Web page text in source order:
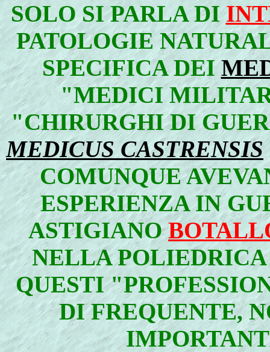
SOLO SI PARLA DI
PATOLOGIE
SPECIFICA DEI
"MEDICI
"CHIRURGHI DI
MEDICUS CASTRENSIS
COMUNQUE
ESPERIENZA IN
ASTIGIANO
NELLA
QUESTI
DI FREQUENTE,